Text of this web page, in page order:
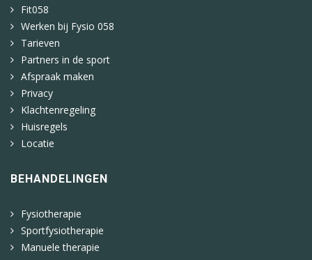
Fit058
Werken bij Fysio 058
Tarieven
Partners in de sport
Afspraak maken
Privacy
Klachtenregeling
Huisregels
Locatie
BEHANDELINGEN
Fysiotherapie
Sportfysiotherapie
Manuele therapie